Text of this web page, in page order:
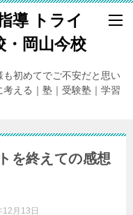
導 トライ
・岡山今校
初めてでご不安だと思い
える｜塾｜受験塾｜学習
を終えての感想
月13日